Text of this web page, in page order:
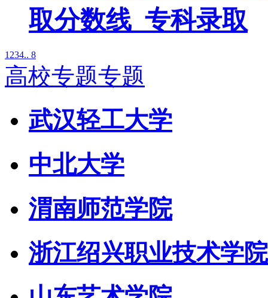
取分数线_专科录取
1 234.. 8
高校专题专题
武汉轻工大学
中北大学
渭南师范学院
浙江绍兴职业技术学院